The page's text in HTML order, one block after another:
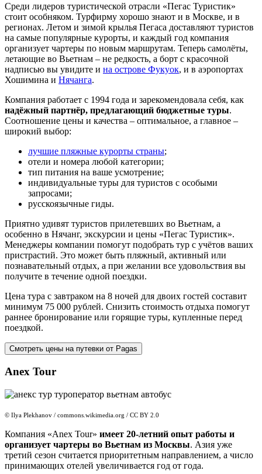
Среди лидеров туристической отрасли «Пегас Туристик»
стоит особняком. Турфирму хорошо знают и в Москве, и в
регионах. Летом и зимой крылья Пегаса доставляют туристов
на самые популярные курорты, и каждый год компания
организует чартеры по новым маршрутам. Теперь самолёты,
летающие во Вьетнам – не редкость, а борт с красочной
надписью вы увидите и на острове Фукуок, и в аэропортах
Хошимина и Нячанга.
Компания работает с 1994 года и зарекомендовала себя, как
надёжный партнёр, предлагающий бюджетные туры.
Соотношение цены и качества – оптимальное, а главное –
широкий выбор:
лучшие пляжные курорты страны;
отели и номера любой категории;
тип питания на ваше усмотрение;
индивидуальные туры для туристов с особыми
запросами;
русскоязычные гиды.
Приятно удивят туристов прилетевших во Вьетнам, а
особенно в Нячанг, экскурсии и цены «Пегас Туристик».
Менеджеры компании помогут подобрать тур с учётов ваших
пристрастий. Это может быть пляжный, активный или
познавательный отдых, а при желании все удовольствия вы
получите в течение одной поездки.
Цена тура с завтраком на 8 ночей для двоих гостей составит
минимум 75 000 рублей. Снизить стоимость отдыха помогут
раннее бронирование или горящие туры, купленные перед
поездкой.
Смотреть цены на путевки от Pagas
Anex Tour
© Ilya Plekhanov / commons.wikimedia.org / CC BY 2.0
Компания «Anex Tour» имеет 20-летний опыт работы и
организует чартеры во Вьетнам из Москвы. Азия уже
третий сезон считается приоритетным направлением, а число
принимающих отелей увеличивается год от года.